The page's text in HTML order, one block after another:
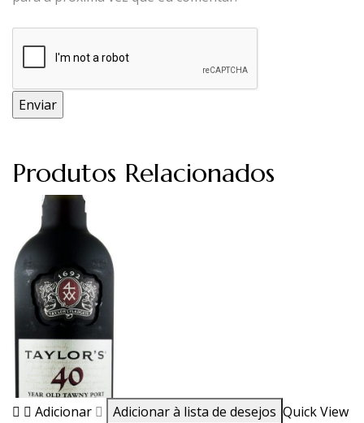
Produtos Relacionados
Adicionar Adicionar à lista de desejos Quick View